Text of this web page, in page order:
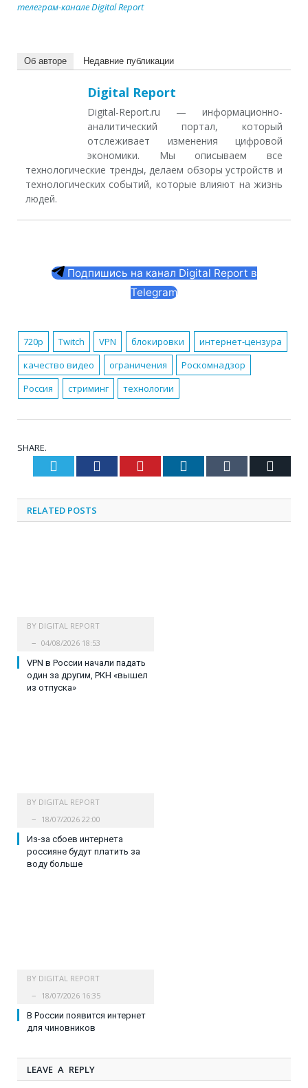
телеграм-канале Digital Report
Об авторе Недавние публикации
Digital Report
Digital-Report.ru — информационно-
аналитический портал, который
отслеживает изменения цифровой
экономики. Мы описываем все
технологические тренды, делаем обзоры устройств и
технологических событий, которые влияют на жизнь
людей.
Подпишись на канал Digital Report в
Telegram
720p Twitch VPN блокировки
интернет-цензура
качество видео
ограничения
Роскомнадзор
Россия
стриминг технологии
SHARE.
Twitter Facebook Pinterest LinkedIn Tumblr
RELATED POSTS
BY DIGITAL REPORT
04/08/2026 18:53
VPN в России начали падать
один за другим, РКН «вышел
из отпуска»
BY DIGITAL REPORT
18/07/2026 22:00
Из-за сбоев интернета
россияне будут платить за
воду больше
BY DIGITAL REPORT
18/07/2026 16:35
В России появится интернет
для чиновников
LEAVE A REPLY